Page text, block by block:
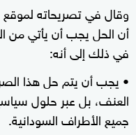
وقال في تصريحاته لموقع
أن الحل يجب أن يأتي من
في ذلك إلى أنه:
• يجب أن يتم حل هذا
العنف، بل عبر حلول
جميع الأطراف السودانية.